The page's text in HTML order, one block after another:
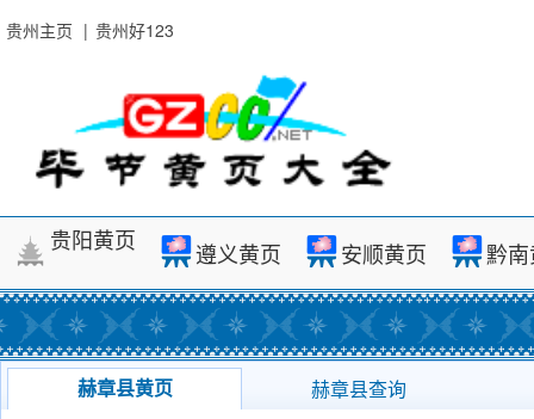
贵州主页 | 贵州好123
贵阳黄页 遵义黄页 安顺黄页 黔
赫章县黄页 赫章县查询